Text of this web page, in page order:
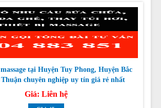
massage tại Huyện Tuy Phong, Huyện Bắc
Giá:Liên hệ
Chi tiết